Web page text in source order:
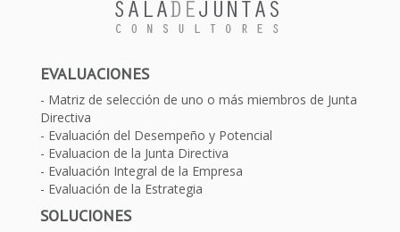
EVALUACIONES
Matriz de selección de uno o más miembros de Junta
Directiva
Evaluación del Desempeño y Potencial
Evaluacion de la Junta Directiva
Evaluación Integral de la Empresa
Evaluación de la Estrategia
SOLUCIONES